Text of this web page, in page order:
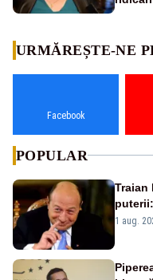
URMĂREȘTE-NE
Facebook
POPULAR
Traian
fii
1 aug.